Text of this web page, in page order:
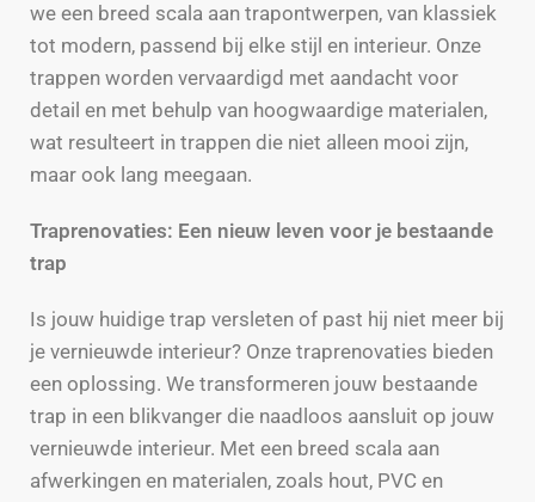
we een breed scala aan trapontwerpen, van klassiek
tot modern, passend bij elke stijl en interieur. Onze
trappen worden vervaardigd met aandacht voor
detail en met behulp van hoogwaardige materialen,
wat resulteert in trappen die niet alleen mooi zijn,
maar ook lang meegaan.
Traprenovaties: Een nieuw leven voor je bestaande
trap
Is jouw huidige trap versleten of past hij niet meer bij
je vernieuwde interieur? Onze traprenovaties bieden
een oplossing. We transformeren jouw bestaande
trap in een blikvanger die naadloos aansluit op jouw
vernieuwde interieur. Met een breed scala aan
afwerkingen en materialen, zoals hout, PVC en